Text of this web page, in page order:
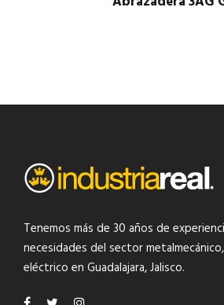
Tenemos más de 30 años de
necesidades del sector metalmecánico,
eléctrico en Guadalajara, Jalisco.